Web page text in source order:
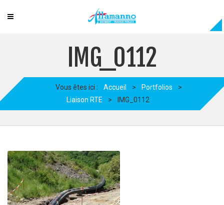
IMG_0112
Vous êtes ici : Accueil > Portfolios
>
Liaison RTE
> IMG_0112